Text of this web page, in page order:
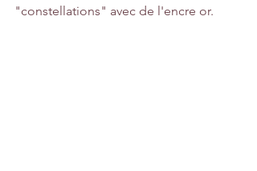
"constellations" avec de l'encre or.